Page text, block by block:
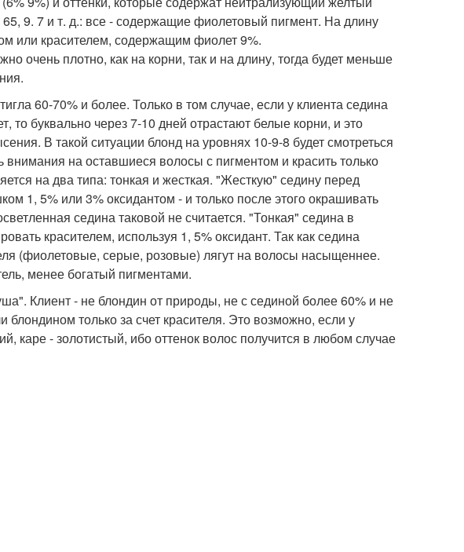
65, 9. 7 и т. д.: все - содержащие фиолетовый пигмент. На длину
или красителем, содержащим фиолет 9%.
очень плотно, как на корни, так и на длину, тогда будет меньше
60-70% и более. Только в том случае, если у клиента седина
то буквально через 7-10 дней отрастают белые корни, и это
В такой ситуации блонд на уровнях 10-9-8 будет смотреться
на оставшиеся волосы с пигментом и красить только
на два типа: тонкая и жесткая. "Жесткую" седину перед
1, 5% или 3% оксидантом - и только после этого окрашивать
седина таковой не считается. "Тонкая" седина в
красителем, используя 1, 5% оксидант. Так как седина
(фиолетовые, серые, розовые) лягут на волосы насыщеннее.
менее богатый пигментами.
Клиент - не блондин от природы, не с сединой более 60% и не
блондином только за счет красителя. Это возможно, если у
каре - золотистый, ибо оттенок волос получится в любом случае